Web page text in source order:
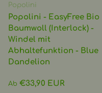
Popolini
Popolini - EasyFree Bio
Baumwoll (Interlock) -
Windel mit
Abhaltefunktion - Blue
Dandelion
Normaler Preis
Ab €33,90 EUR